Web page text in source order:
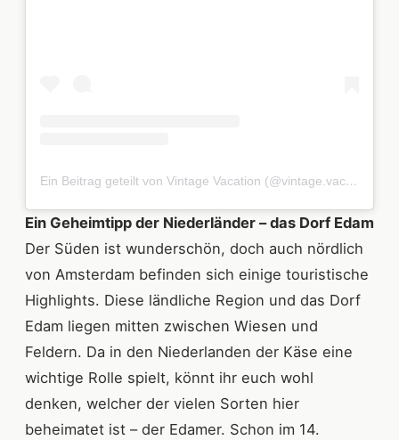
Ein Beitrag geteilt von Vintage Vacation (@vintage.vacation)
Ein Geheimtipp der Niederländer – das Dorf Edam
Der Süden ist wunderschön, doch auch nördlich
von Amsterdam befinden sich einige touristische
Highlights. Diese ländliche Region und das Dorf
Edam liegen mitten zwischen Wiesen und
Feldern. Da in den Niederlanden der Käse eine
wichtige Rolle spielt, könnt ihr euch wohl
denken, welcher der vielen Sorten hier
beheimatet ist – der Edamer. Schon im 14.